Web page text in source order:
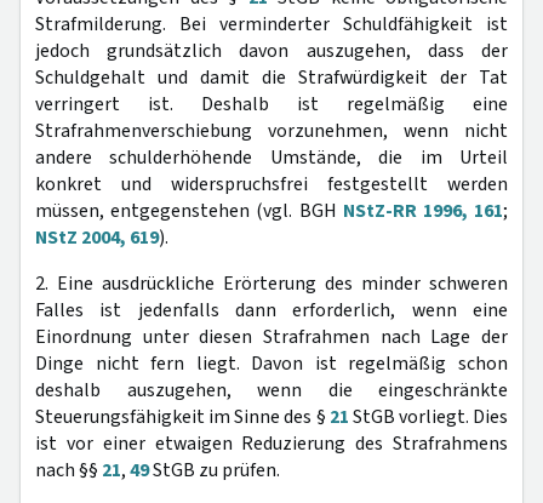
Strafmilderung. Bei verminderter Schuldfähigkeit ist
jedoch grundsätzlich davon auszugehen, dass der
Schuldgehalt und damit die Strafwürdigkeit der Tat
verringert ist. Deshalb ist regelmäßig eine
Strafrahmenverschiebung vorzunehmen, wenn nicht
andere schulderhöhende Umstände, die im Urteil
konkret und widerspruchsfrei festgestellt werden
müssen, entgegenstehen (vgl. BGH NStZ-RR 1996, 161;
NStZ 2004, 619).
2. Eine ausdrückliche Erörterung des minder schweren
Falles ist jedenfalls dann erforderlich, wenn eine
Einordnung unter diesen Strafrahmen nach Lage der
Dinge nicht fern liegt. Davon ist regelmäßig schon
deshalb auszugehen, wenn die eingeschränkte
Steuerungsfähigkeit im Sinne des § 21StGB vorliegt. Dies
ist vor einer etwaigen Reduzierung des Strafrahmens
nach §§ 21,49StGB zu prüfen.